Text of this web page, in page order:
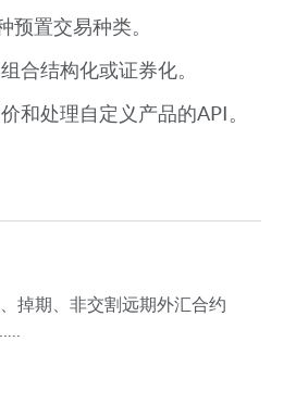
预置交易种类。
合结构化或证券化。
和处理自定义产品的API。
掉期、非交割远期外汇合约